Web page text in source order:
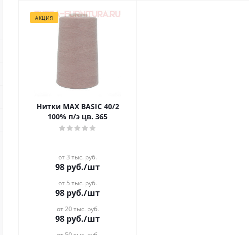
АКЦИЯ
Нитки MAX BASIC 40/2
100% п/э цв. 365
от 3 тыс. руб.
98 руб./шт
от 5 тыс. руб.
98 руб./шт
от 20 тыс. руб.
98 руб./шт